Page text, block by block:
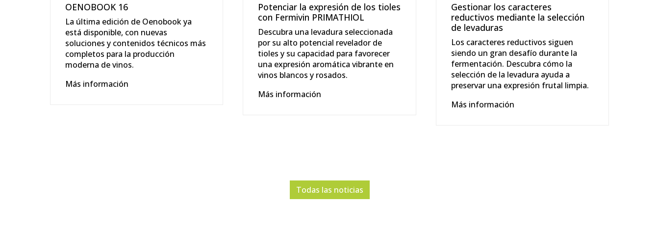
OENOBOOK 16
La última edición de Oenobook ya
está disponible, con nuevas
soluciones y contenidos técnicos más
completos para la producción
moderna de vinos.
Más información
Potenciar la expresión de los tioles
con Fermivin PRIMATHIOL
Descubra una levadura seleccionada
por su alto potencial revelador de
tioles y su capacidad para favorecer
una expresión aromática vibrante en
vinos blancos y rosados.
Más información
Gestionar los caracteres
reductivos mediante la selección
de levaduras
Los caracteres reductivos siguen
siendo un gran desafío durante la
fermentación. Descubra cómo la
selección de la levadura ayuda a
preservar una expresión frutal limpia.
Más información
Todas las noticias